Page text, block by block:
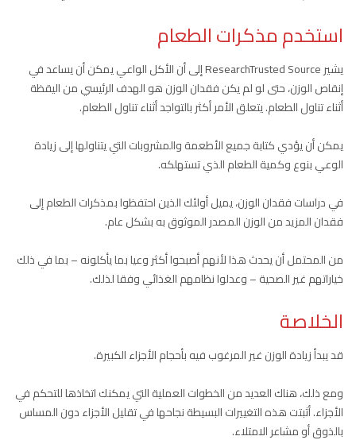
استخدم مذكرات الطعام
يشير ResearchTrusted Source إلى أن الأكل الواعي يمكن أن يساعد في
إنقاص الوزن، حتى لو لم يكن فقدان الوزن هو الهدف الرئيسي من اليقظة
أثناء تناول الطعام. يتعلق الأمر أكثر بالتواجد أثناء تناول الطعام.
يمكن أن يؤدي كتابة جميع الأطعمة والمشروبات التي يتناولها إلى زيادة
الوعي بنوع وكمية الطعام الذي تستهلكه.
في دراسات فقدان الوزن، يميل أولئك الذين احتفظوا بمذكرات الطعام إلى
فقدان المزيد من الوزن المصدر الموثوق به بشكل عام.
من المحتمل أن يحدث هذا لأنهم أصبحوا أكثر وعيا بما يأكلونه – بما في ذلك
خياراتهم غير الصحية – وعدلوا نظامهم الغذائي وفقا لذلك.
الخلاصة
قد يبدأ زيادة الوزن غير المرغوب فيه بأحجام الأجزاء الكبيرة.
ومع ذلك، هناك العديد من الخطوات العملية التي يمكنك اتخاذها للتحكم في
الأجزاء. أثبتت هذه التغييرات البسيطة نجاحها في تقليل الأجزاء دون المساس
بالذوق أو مشاعر الامتلاء.